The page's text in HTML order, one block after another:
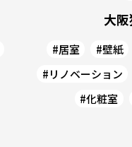
大
#居室 #壁紙
#リノベーション
#化粧室